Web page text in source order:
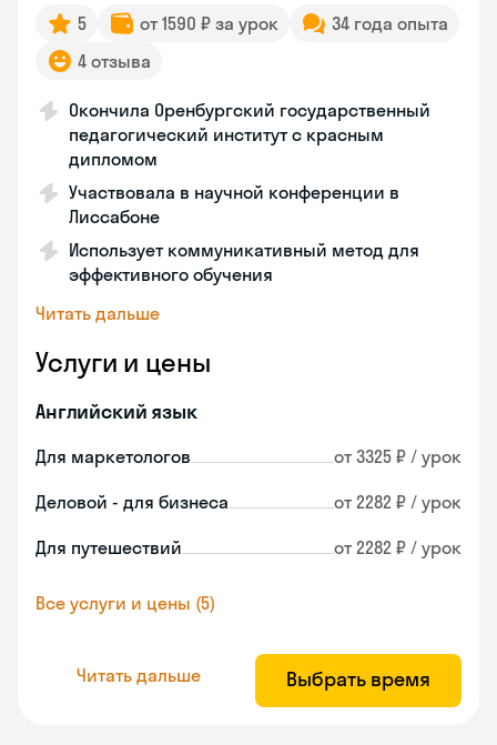
5 от 1590 ₽ за урок
34 года опыта
4 отзыва
Окончила Оренбургский государственный
педагогический институт с красным
дипломом
Участвовала в научной конференции в
Лиссабоне
Использует коммуникативный метод для
эффективного обучения
Читать дальше
Услуги и цены
Английский язык
Для маркетологов от 3325 ₽ / урок
Деловой - для бизнеса от 2282 ₽ / урок
Для путешествий от 2282 ₽ / урок
Все услуги и цены (5)
Читать дальше Выбрать время